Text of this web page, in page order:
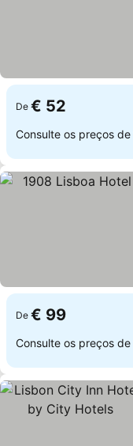
De € 52
Consulte os preços de
De € 99
Consulte os preços de